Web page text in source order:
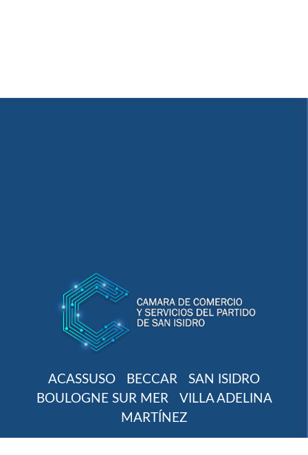
ACASSUSO BECCAR
SAN ISIDRO
BOULOGNE SUR MER
VILLA ADELINA
MARTÍNEZ